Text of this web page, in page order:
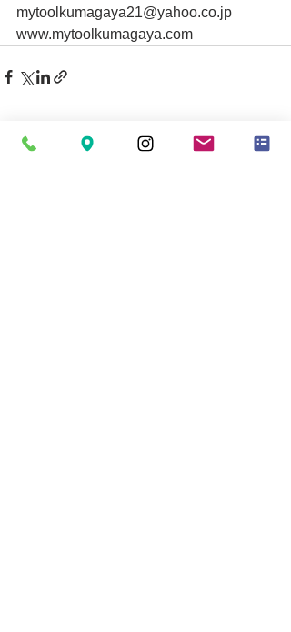
mytoolkumagaya21@yahoo.co.jp
www.mytoolkumagaya.com
最新記事 すべて表示